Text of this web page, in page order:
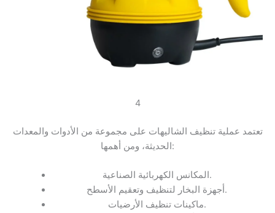
4
تعتمد عملية تنظيف الشاليهات على مجموعة من الأدوات والمعدات
الحديثة، ومن أهمها:
المكانس الكهربائية الصناعية.
أجهزة البخار لتنظيف وتعقيم الأسطح.
ماكينات تنظيف الأرضيات.